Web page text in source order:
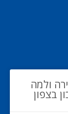
ולמה
בצפון